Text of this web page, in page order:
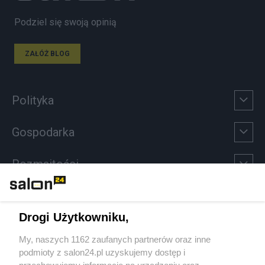
Podziel się swoją opinią
ZAŁÓŻ BLOG
Polityka
Gospodarka
Rozmaitości
Sport
Społeczeństwo
Drogi Użytkowniku,
My, naszych 1162 zaufanych partnerów oraz inne
podmioty z salon24.pl uzyskujemy dostęp i